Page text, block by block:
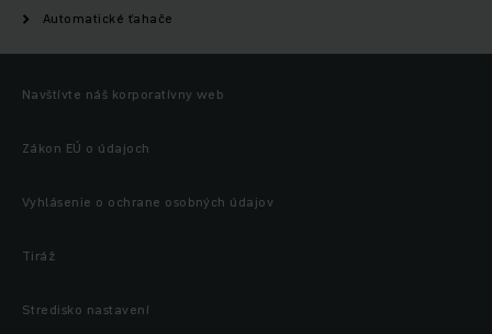
Automatické ťahače
Navštívte náš korporatívny web
Zákon EÚ o údajoch
Vyhlásenie o ochrane osobných údajov
Tiráž
Stredisko nastavení